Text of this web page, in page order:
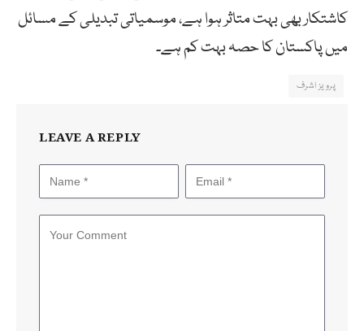
کاشتکار بھی بہت متاثر ہوا ہے، موسمیاتی تبدیلی کے مسائل
میں پاکستان کا حصہ بہت کم ہے۔
پرویز اشرف
LEAVE A REPLY